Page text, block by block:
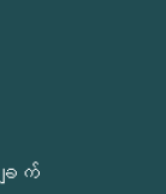
ျက်